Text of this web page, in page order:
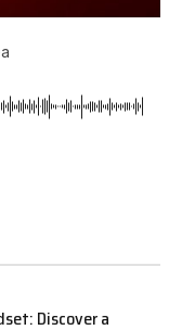
Discover a